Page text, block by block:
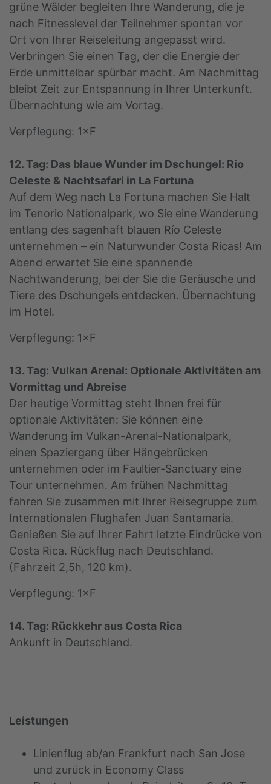
grüne Wälder begleiten Ihre Wanderung, die je
nach Fitnesslevel der Teilnehmer spontan vor
Ort von Ihrer Reiseleitung angepasst wird.
Verbringen Sie einen Tag, der die Energie der
Erde unmittelbar spürbar macht. Am Nachmittag
bleibt Zeit zur Entspannung in Ihrer Unterkunft.
Übernachtung wie am Vortag.
Verpflegung: 1×F
12. Tag: Das blaue Wunder im Dschungel: Rio
Celeste & Nachtsafari in La Fortuna
Auf dem Weg nach La Fortuna machen Sie Halt
im Tenorio Nationalpark, wo Sie eine Wanderung
entlang des sagenhaft blauen Río Celeste
unternehmen – ein Naturwunder Costa Ricas! Am
Abend erwartet Sie eine spannende
Nachtwanderung, bei der Sie die Geräusche und
Tiere des Dschungels entdecken. Übernachtung
im Hotel.
Verpflegung: 1×F
13. Tag: Vulkan Arenal: Optionale Aktivitäten am
Vormittag und Abreise
Der heutige Vormittag steht Ihnen frei für
optionale Aktivitäten: Sie können eine
Wanderung im Vulkan-Arenal-Nationalpark,
einen Spaziergang über Hängebrücken
unternehmen oder im Faultier-Sanctuary eine
Tour unternehmen. Am frühen Nachmittag
fahren Sie zusammen mit Ihrer Reisegruppe zum
Internationalen Flughafen Juan Santamaria.
Genießen Sie auf Ihrer Fahrt letzte Eindrücke von
Costa Rica. Rückflug nach Deutschland.
(Fahrzeit 2,5h, 120 km).
Verpflegung: 1×F
14. Tag: Rückkehr aus Costa Rica
Ankunft in Deutschland.
Leistungen
Linienflug ab/an Frankfurt nach San Jose
und zurück in Economy Class